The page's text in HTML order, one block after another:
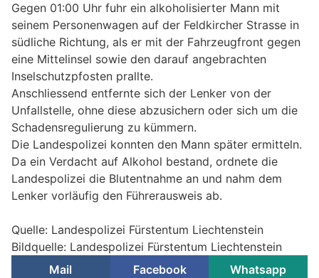
Gegen 01:00 Uhr fuhr ein alkoholisierter Mann mit
seinem Personenwagen auf der Feldkircher Strasse in
südliche Richtung, als er mit der Fahrzeugfront gegen
eine Mittelinsel sowie den darauf angebrachten
Inselschutzpfosten prallte.
Anschliessend entfernte sich der Lenker von der
Unfallstelle, ohne diese abzusichern oder sich um die
Schadensregulierung zu kümmern.
Die Landespolizei konnten den Mann später ermitteln.
Da ein Verdacht auf Alkohol bestand, ordnete die
Landespolizei die Blutentnahme an und nahm dem
Lenker vorläufig den Führerausweis ab.
Quelle: Landespolizei Fürstentum Liechtenstein
Bildquelle: Landespolizei Fürstentum Liechtenstein
Mail
Facebook Whatsapp